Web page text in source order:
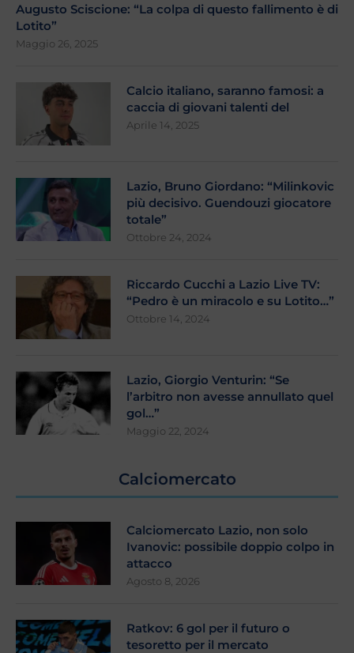
Augusto Sciscione: “La colpa di questo fallimento è di
Lotito”
Maggio 26, 2025
Calcio italiano, saranno famosi: a
caccia di giovani talenti del
Aprile 14, 2025
Lazio, Bruno Giordano: “Milinkovic
più decisivo. Guendouzi giocatore
totale”
Ottobre 24, 2024
Riccardo Cucchi a Lazio Live TV:
“Pedro è un miracolo e su Lotito…”
Ottobre 14, 2024
Lazio, Giorgio Venturin: “Se
l’arbitro non avesse annullato quel
gol…”
Maggio 22, 2024
Calciomercato
Calciomercato Lazio, non solo
Ivanovic: possibile doppio colpo in
attacco
Agosto 8, 2026
Ratkov: 6 gol per il futuro o
tesoretto per il mercato